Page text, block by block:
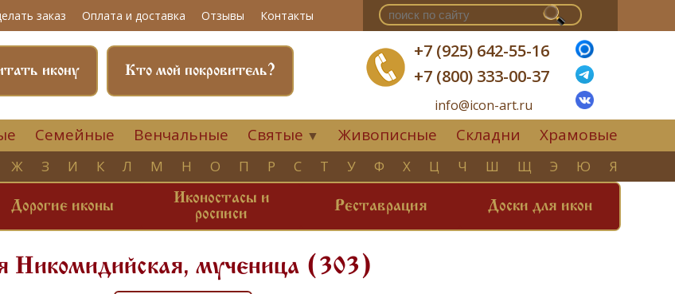
заказ Оплата и доставка Отзывы Контакты
+7 (925) 642-55-16
+7 (800) 333-00-37
info@icon-art.ru
Кто мой покровитель?
икону
Семейные Венчальные Святые ▼ Живописные Складни Храмовые
Ж З И К Л М Н О П Р С Т У Ф Х Ц Ч Ш Щ Э Ю Я
Дорогие иконы
Иконостасы и
росписи
Реставрация Доски для икон
Никомидийская, мученица (303)